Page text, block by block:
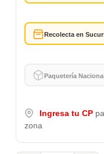
Recolecta en
Paquetería
Ingresa tu CP
zona